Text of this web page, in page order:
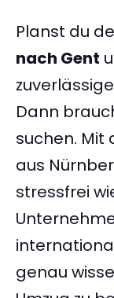
Planst du
nach Gent
Dann
suchen. Mit
aus
stressfrei
genau